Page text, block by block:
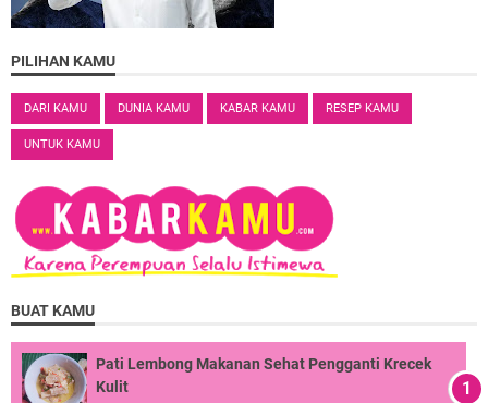
PILIHAN KAMU
DARI KAMU DUNIA KAMU KABAR KAMU RESEP KAMU
UNTUK KAMU
BUAT KAMU
Pati Lembong Makanan Sehat Pengganti Krecek
Kulit